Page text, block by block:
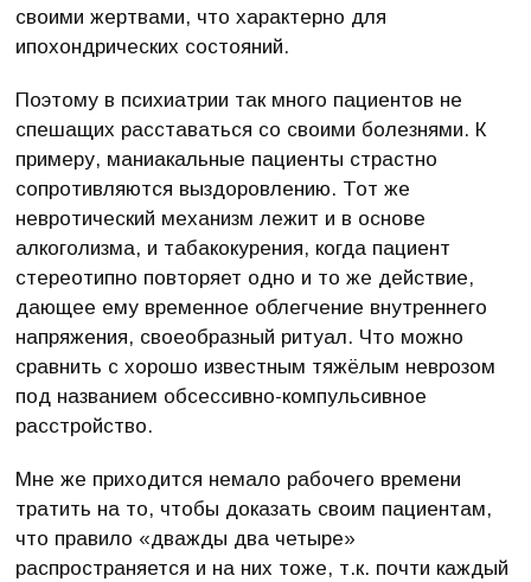
своими жертвами, что характерно для
ипохондрических состояний.
Поэтому в психиатрии так много пациентов не
спешащих расставаться со своими болезнями. К
примеру, маниакальные пациенты страстно
сопротивляются выздоровлению. Тот же
невротический механизм лежит и в основе
алкоголизма, и табакокурения, когда пациент
стереотипно повторяет одно и то же действие,
дающее ему временное облегчение внутреннего
напряжения, своеобразный ритуал. Что можно
сравнить с хорошо известным тяжёлым неврозом
под названием обсессивно-компульсивное
расстройство.
Мне же приходится немало рабочего времени
тратить на то, чтобы доказать своим пациентам,
что правило «дважды два четыре»
распространяется и на них тоже, т.к. почти каждый